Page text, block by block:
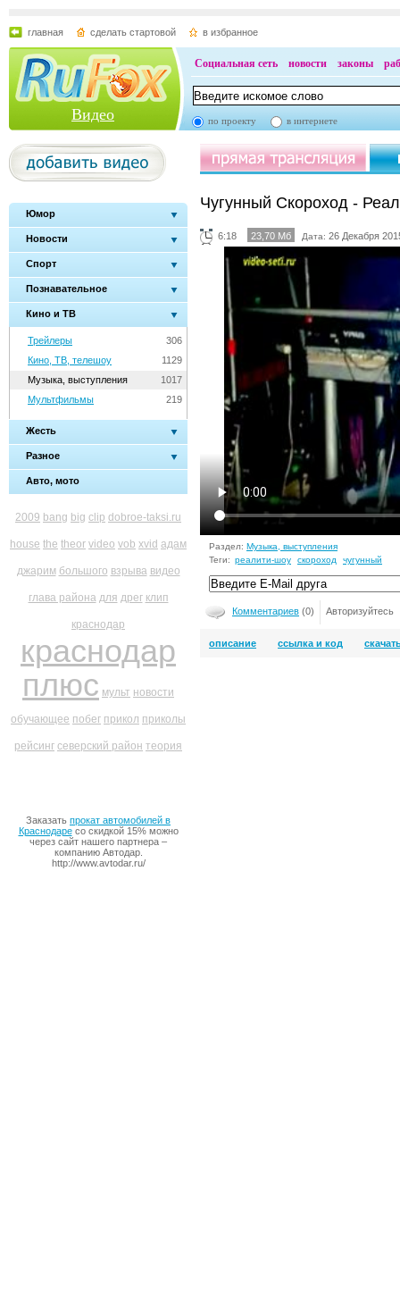
главная сделать стартовой в избранное
Видео
Социальная сеть новости законы
по проекту в интернете
Юмор
Новости
Спорт
Познавательное
Кино и ТВ
306
Трейлеры
1129
Кино, ТВ, телешоу
1017
Музыка, выступления
219
Мультфильмы
Жесть
Разное
Авто, мото
2009 bang big clip dobroe-taksi.ru
house the theor video vob xvid адам
джарим большого взрыва видео
глава района для дрег клип
краснодар
краснодар
плюс мульт новости
обучающее побег прикол приколы
рейсинг северский район теория
Заказать прокат автомобилей в
Краснодаресо скидкой 15% можно
через сайт нашего партнера –
компанию Автодар.
http://www.avtodar.ru/
Чугунный Скороход -
6:18 23,70 Мб Дата: 26 Декабря
Раздел: Музыка, выступления
Теги: реалити-шоу скороход чугунный
Комментариев (0) Авторизуйтесь
описание ссылка и код